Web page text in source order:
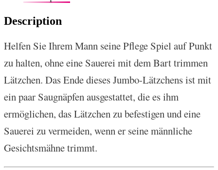
Description
Helfen Sie Ihrem Mann seine Pflege Spiel auf Punkt
zu halten, ohne eine Sauerei mit dem Bart trimmen
Lätzchen. Das Ende dieses Jumbo-Lätzchens ist mit
ein paar Saugnäpfen ausgestattet, die es ihm
ermöglichen, das Lätzchen zu befestigen und eine
Sauerei zu vermeiden, wenn er seine männliche
Gesichtsmähne trimmt.